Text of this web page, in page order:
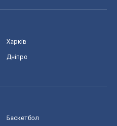
Харків
Дніпро
Баскетбол